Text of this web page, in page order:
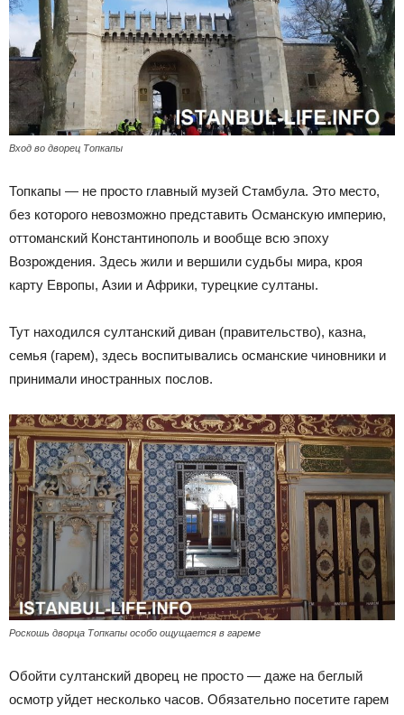
Вход во дворец Топкапы
Топкапы — не просто главный музей Стамбула. Это место,
без которого невозможно представить Османскую империю,
оттоманский Константинополь и вообще всю эпоху
Возрождения. Здесь жили и вершили судьбы мира, кроя
карту Европы, Азии и Африки, турецкие султаны.
Тут находился султанский диван (правительство), казна,
семья (гарем), здесь воспитывались османские чиновники и
принимали иностранных послов.
Роскошь дворца Топкапы особо ощущается в гареме
Обойти султанский дворец не просто — даже на беглый
осмотр уйдет несколько часов. Обязательно посетите гарем